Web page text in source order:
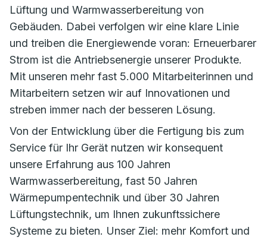
Lüftung und Warmwasserbereitung von
Gebäuden. Dabei verfolgen wir eine klare Linie
und treiben die Energiewende voran: Erneuerbarer
Strom ist die Antriebsenergie unserer Produkte.
Mit unseren mehr fast 5.000 Mitarbeiterinnen und
Mitarbeitern setzen wir auf Innovationen und
streben immer nach der besseren Lösung.
Von der Entwicklung über die Fertigung bis zum
Service für Ihr Gerät nutzen wir konsequent
unsere Erfahrung aus 100 Jahren
Warmwasserbereitung, fast 50 Jahren
Wärmepumpentechnik und über 30 Jahren
Lüftungstechnik, um Ihnen zukunftssichere
Systeme zu bieten. Unser Ziel: mehr Komfort und